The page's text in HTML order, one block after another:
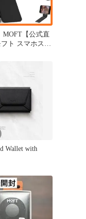
MOFT【公式直
ト スマホスタ
ンド 携帯スタ
14/13/12シリーズ
耐久素材 薄
・折りたたみ
運び便利 多角度
脚兼用 0
Wallet with